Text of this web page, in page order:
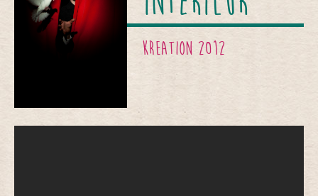
Kreation 2012